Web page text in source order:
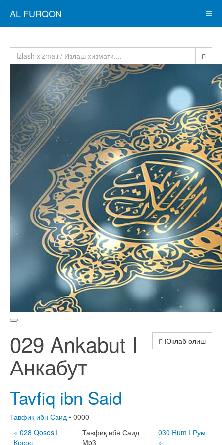
AL FURQON
Юклаб олиш
029 Ankabut I
Анкабут
Tavfiq ibn Said
Тавфиқ ибн Саид • 0000
« 028 Qosos I
Қосос
Тавфиқ ибн Саид
Mp3
030 Rum I Рум
»